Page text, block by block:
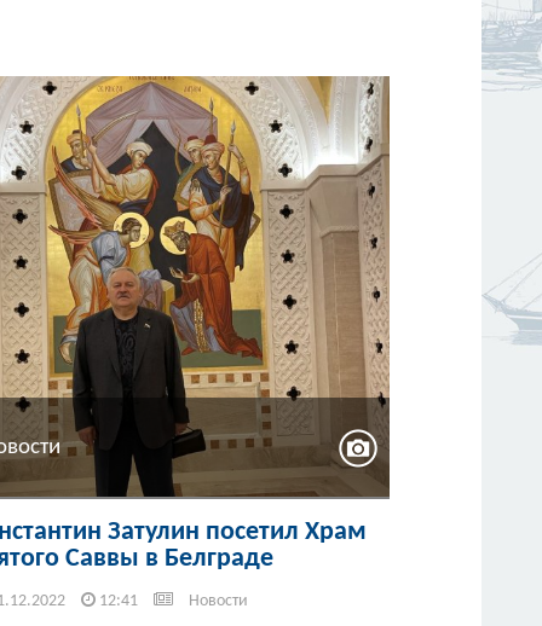
Затулин посетил Храм
Саввы в Белграде
12:41 Новости